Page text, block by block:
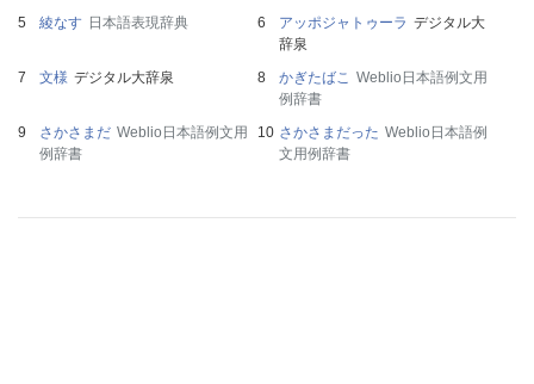
綾なす 日本語表現辞典 アッポジャトゥーラ デジタル大
辞泉
文様 デジタル大辞泉 かぎたばこ Weblio日本語例文用
例辞書
さかさまだ Weblio日本語例文用
例辞書
さかさまだった Weblio日本語例
文用例辞書